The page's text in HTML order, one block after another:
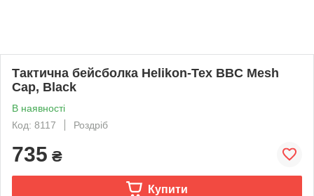
Тактична бейсболка Helikon-Tex BBC Mesh
Cap, Black
В наявності
Код: 8117
Роздріб
735 ₴
Купити